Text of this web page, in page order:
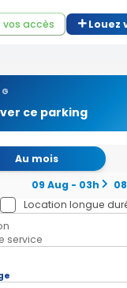
vos accès Louez
ce parking
Au mois
09 Aug - 03h
Location longue
service